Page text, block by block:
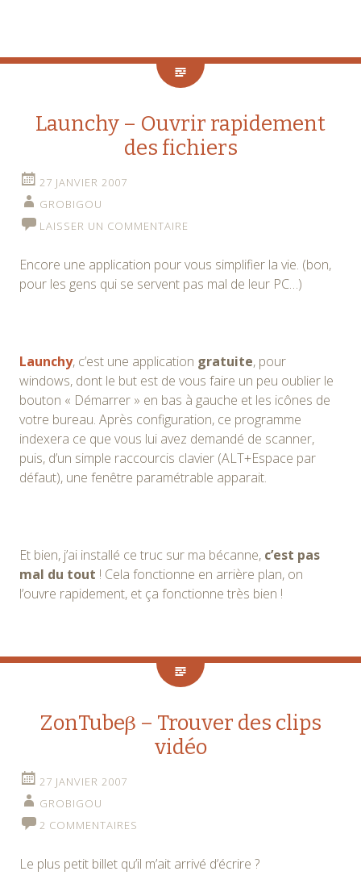
Launchy – Ouvrir rapidement
des fichiers
27 JANVIER 2007
GROBIGOU
LAISSER UN COMMENTAIRE
Encore une application pour vous simplifier la vie. (bon,
pour les gens qui se servent pas mal de leur PC…)
Launchy, c’est une application gratuite, pour
windows, dont le but est de vous faire un peu oublier le
bouton « Démarrer » en bas à gauche et les icônes de
votre bureau. Après configuration, ce programme
indexera ce que vous lui avez demandé de scanner,
puis, d’un simple raccourcis clavier (ALT+Espace par
défaut), une fenêtre paramétrable apparait.
Et bien, j’ai installé ce truc sur ma bécanne, c’est pas
mal du tout ! Cela fonctionne en arrière plan, on
l’ouvre rapidement, et ça fonctionne très bien !
ZonTubeβ – Trouver des clips
vidéo
27 JANVIER 2007
GROBIGOU
2 COMMENTAIRES
Le plus petit billet qu’il m’ait arrivé d’écrire ?